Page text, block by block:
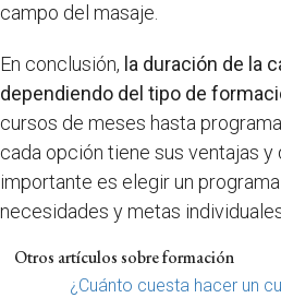
campo del masaje.
En conclusión, la duración de la
dependiendo del tipo de
cursos de meses hasta
cada opción tiene sus ventajas y
importante es elegir un
necesidades y metas
Otros artículos sobre formación
¿Cuánto cuesta hacer un